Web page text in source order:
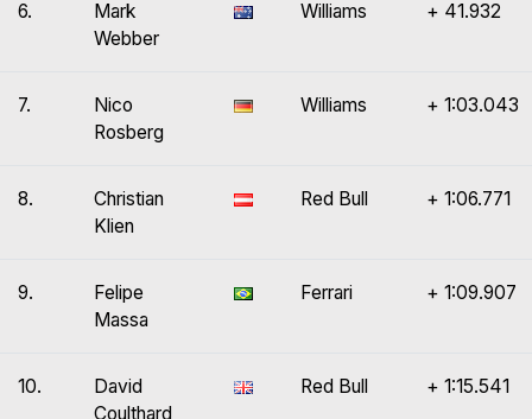
6.
Mark
Webber
Williams + 41.932
7.
Nico
Rosberg
Williams + 1:03.043
8.
Christian
Klien
Red Bull + 1:06.771
9.
Felipe
Massa
Ferrari + 1:09.907
10.
David
Coulthard
Red Bull + 1:15.541